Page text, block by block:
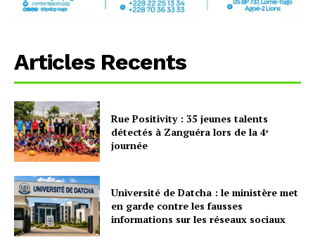
Articles Recents
Rue Positivity : 35 jeunes talents
détectés à Zanguéra lors de la 4ᵉ
journée
Université de Datcha : le ministère met
en garde contre les fausses
informations sur les réseaux sociaux